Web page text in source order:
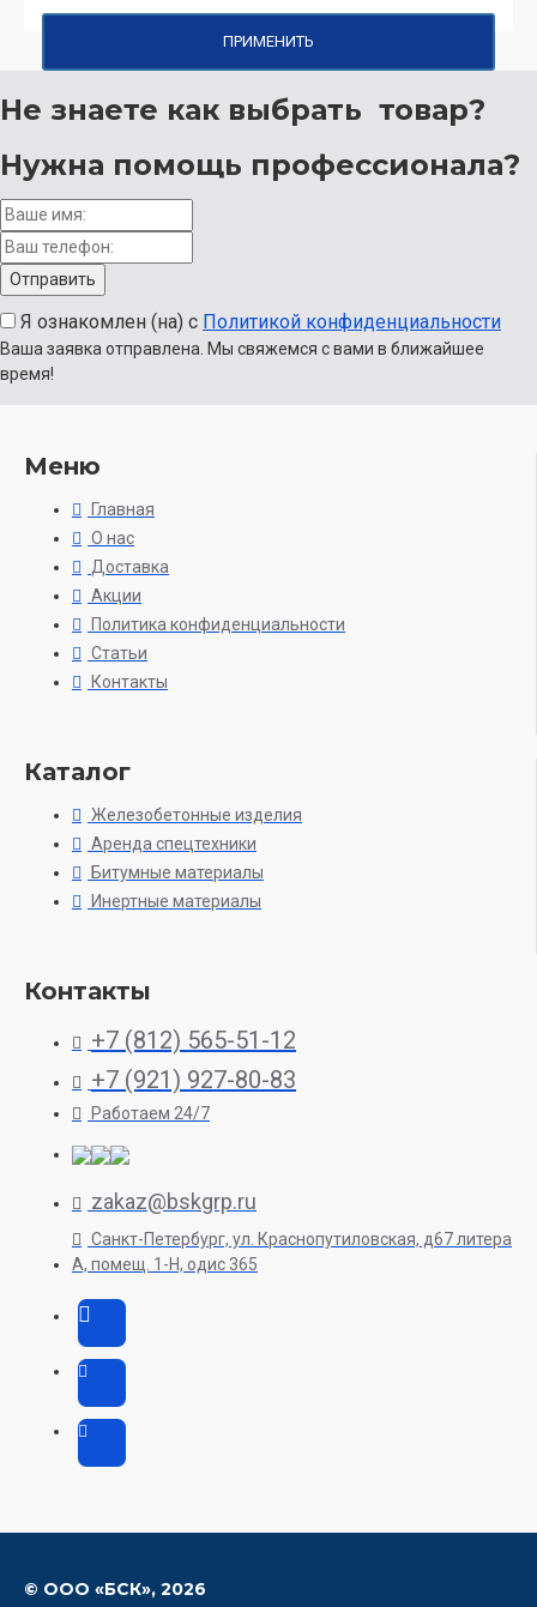
ПРИМЕНИТЬ
Не знаете как выбрать товар?
Нужна помощь профессионала?
Я ознакомлен (на) с Политикой конфиденциальности
Ваша заявка отправлена. Мы свяжемся с вами в ближайшее
время!
Меню
Главная
О нас
Доставка
Акции
Политика конфиденциальности
Статьи
Контакты
Каталог
Железобетонные изделия
Аренда спецтехники
Битумные материалы
Инертные материалы
Контакты
+7 (812) 565-51-12
+7 (921) 927-80-83
Работаем 24/7
zakaz@bskgrp.ru
Санкт-Петербург, ул. Краснопутиловская, д67 литера
А, помещ. 1-H, одис 365
© ООО «БСК», 2026